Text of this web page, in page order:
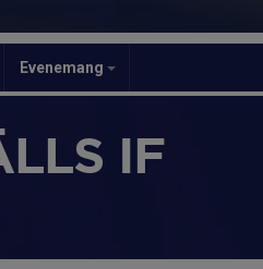
Evenemang
IF